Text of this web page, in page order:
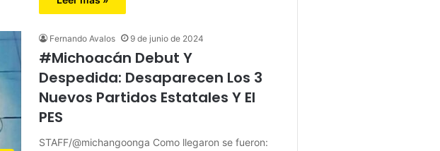
Fernando Avalos 9 de junio de 2024
#Michoacán Debut Y
Despedida: Desaparecen Los 3
Nuevos Partidos Estatales Y El
PES
STAFF/@michangoonga Como llegaron se fueron: